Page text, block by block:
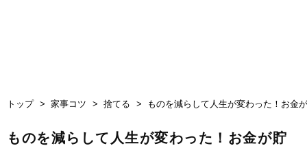
トップ 家事コツ 捨てる ものを減らして人生が変わった！お金
ものを減らして人生が変わった！お金が貯